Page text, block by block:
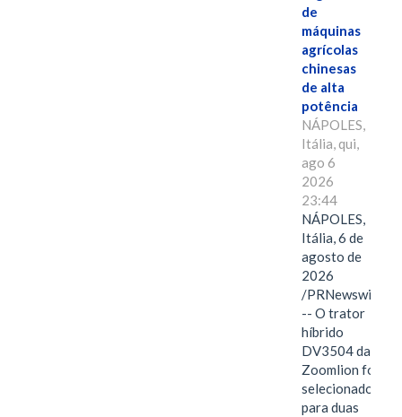
de
máquinas
agrícolas
chinesas
de alta
potência
NÁPOLES,
Itália, qui,
ago 6
2026
23:44
NÁPOLES,
Itália, 6 de
agosto de
2026
/PRNewswire/
-- O trator
híbrido
DV3504 da
Zoomlion foi
selecionado
para duas